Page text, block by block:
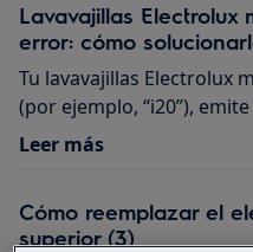
Lavavajillas Electrolux
error: cómo
Tu lavavajillas Electrolux
(por ejemplo, “i20”),
Leer más
Cómo reemplazar el
superior (3)